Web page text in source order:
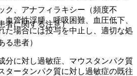
者に関する注意）
る患者）
に対し過敏症、マウスタンパク質
タータンパク質に対し過敏症の既往
、アナフィラキシー（頻度不
血管性浮腫、呼吸困難、血圧低下、
た場合には投与を中止し、適切な処